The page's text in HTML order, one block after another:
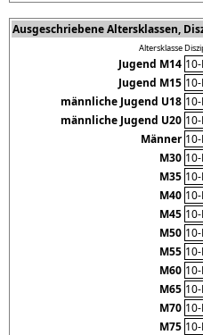
Ausgeschriebene Altersklassen,
Altersklasse
Jugend M14
Jugend M15
männliche Jugend U18
männliche Jugend U20
Männer
M30
M35
M40
M45
M50
M55
M60
M65
M70
M75